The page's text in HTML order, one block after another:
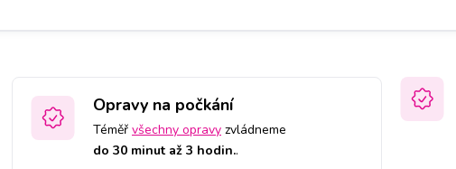
Opravy na počkání
Téměř všechny opravy zvládneme
do 30 minut až 3 hodin..